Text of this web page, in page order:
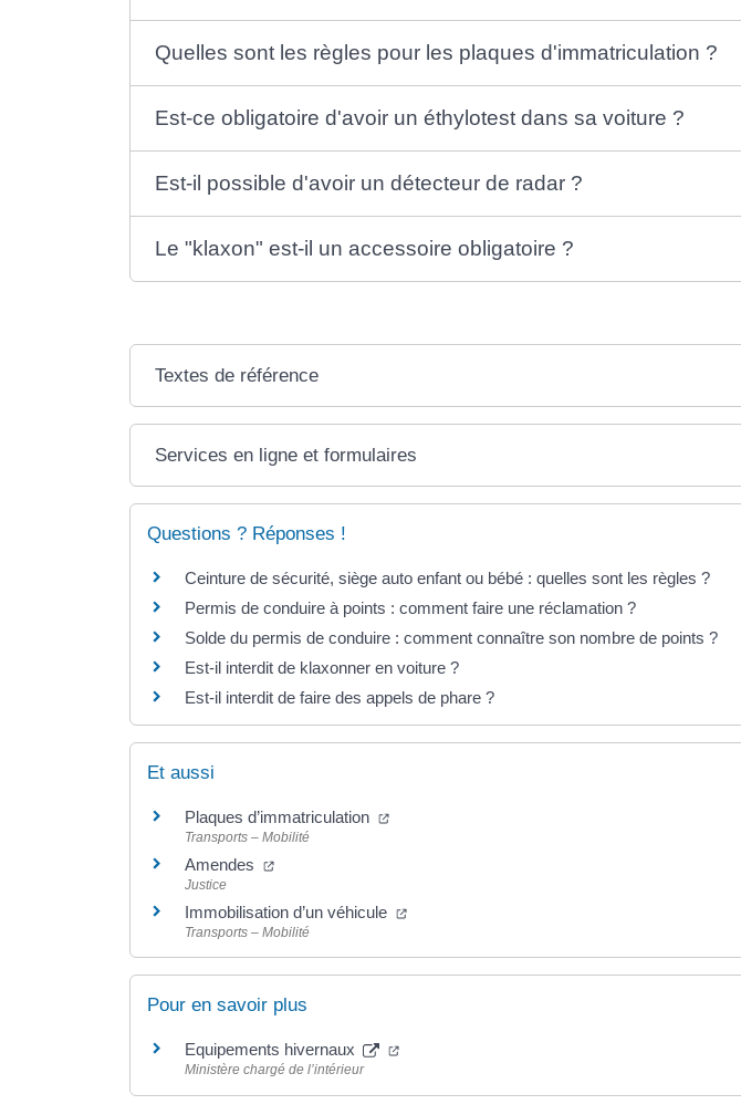
Quelles sont les règles pour les plaques d'immatriculation ?
Est-ce obligatoire d'avoir un éthylotest dans sa voiture ?
Est-il possible d'avoir un détecteur de radar ?
Le "klaxon" est-il un accessoire obligatoire ?
Textes de référence
Services en ligne et formulaires
Questions ? Réponses !
Ceinture de sécurité, siège auto enfant ou bébé : quelles sont les règles ?
Permis de conduire à points : comment faire une réclamation ?
Solde du permis de conduire : comment connaître son nombre de points ?
Est-il interdit de klaxonner en voiture ?
Est-il interdit de faire des appels de phare ?
Et aussi
Plaques d’immatriculation
Transports – Mobilité
Amendes
Justice
Immobilisation d’un véhicule
Transports – Mobilité
Pour en savoir plus
Equipements hivernaux
Ministère chargé de l’intérieur